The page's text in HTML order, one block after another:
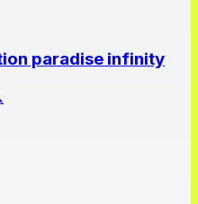
paradise infinity